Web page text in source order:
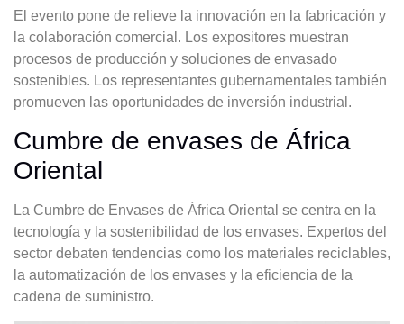
El evento pone de relieve la innovación en la fabricación y
la colaboración comercial. Los expositores muestran
procesos de producción y soluciones de envasado
sostenibles. Los representantes gubernamentales también
promueven las oportunidades de inversión industrial.
Cumbre de envases de África
Oriental
La Cumbre de Envases de África Oriental se centra en la
tecnología y la sostenibilidad de los envases. Expertos del
sector debaten tendencias como los materiales reciclables,
la automatización de los envases y la eficiencia de la
cadena de suministro.